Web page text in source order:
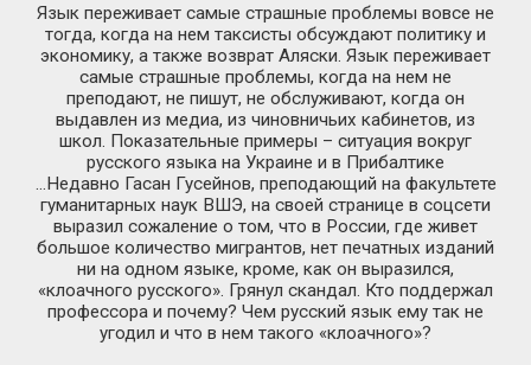
Язык переживает самые страшные проблемы вовсе не
тогда, когда на нем таксисты обсуждают политику и
экономику, а также возврат Аляски. Язык переживает
самые страшные проблемы, когда на нем не
преподают, не пишут, не обслуживают, когда он
выдавлен из медиа, из чиновничьих кабинетов, из
школ. Показательные примеры – ситуация вокруг
русского языка на Украине и в Прибалтике
…Недавно Гасан Гусейнов, преподающий на факультете
гуманитарных наук ВШЭ, на своей странице в соцсети
выразил сожаление о том, что в России, где живет
большое количество мигрантов, нет печатных изданий
ни на одном языке, кроме, как он выразился,
«клоачного русского». Грянул скандал. Кто поддержал
профессора и почему? Чем русский язык ему так не
угодил и что в нем такого «клоачного»?